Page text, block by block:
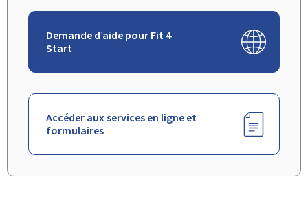
Demande d’aide pour Fit 4
Start
Accéder aux services en ligne et
formulaires